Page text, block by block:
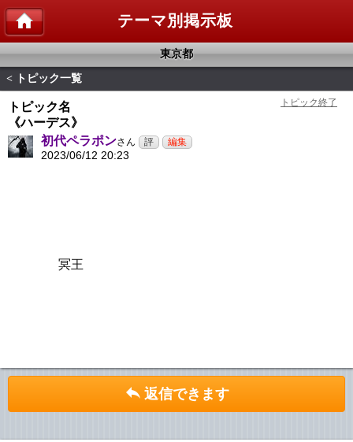
テーマ別掲示板
東京都
< トピック一覧
トピック名
《ハーデス》
初代ペラポンさん
2023/06/12 20:23
冥王
返信できます